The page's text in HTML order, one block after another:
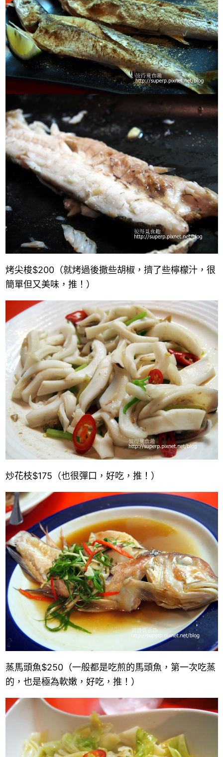
烤尖梭$200（就烤過後撒些胡椒，擠了些檸檬汁，很
簡單但又美味，推！）
炒花枝$175（也很彈口，好吃，推！）
蒸馬頭魚$250（一般都是吃煎的馬頭魚，第一次吃蒸
的，也是極為軟嫩，好吃，推！）